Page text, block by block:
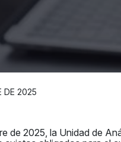
DE 2025
de 2025, la Unidad de